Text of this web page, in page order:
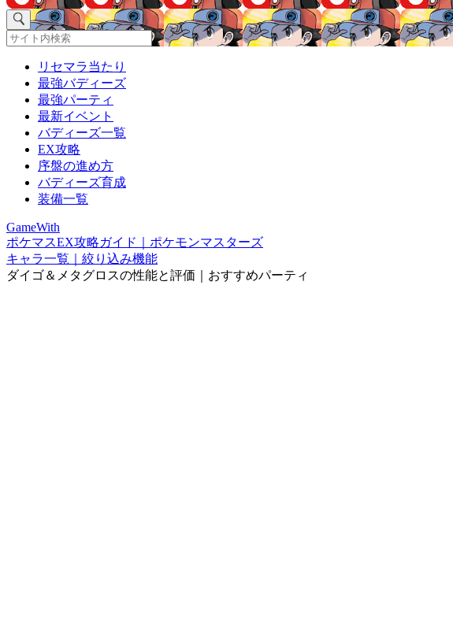
リセマラ当たり
最強バディーズ
最強パーティ
最新イベント
バディーズ一覧
EX攻略
序盤の進め方
バディーズ育成
装備一覧
GameWith
ポケマスEX攻略ガイド｜ポケモンマスターズ
キャラ一覧｜絞り込み機能
ダイゴ＆メタグロスの性能と評価｜おすすめパーティ